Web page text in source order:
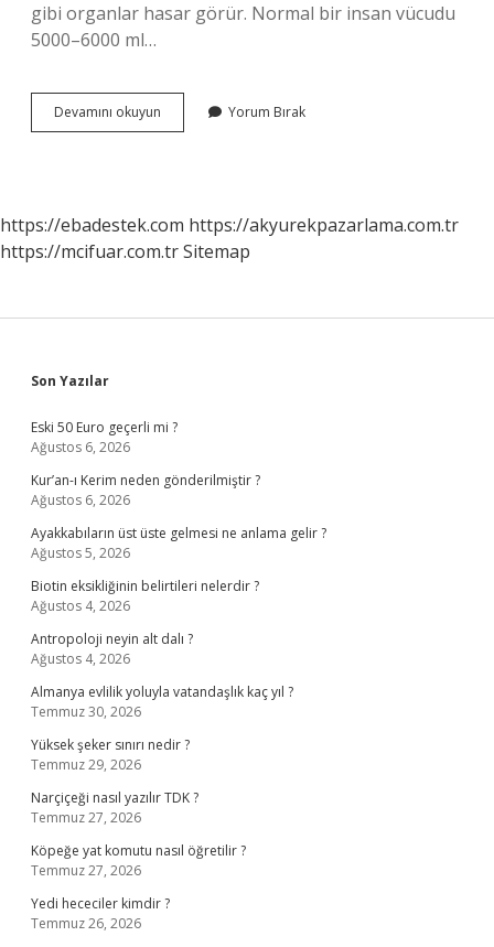
gibi organlar hasar görür. Normal bir insan vücudu
5000–6000 ml…
Devamını okuyun
Ünite
Yorum Bırak
https://ebadestek.com https://akyurekpazarlama.com.tr
https://mcifuar.com.trSitemap
Sidebar
Son Yazılar
Eski 50 Euro geçerli mi ?
Ağustos 6, 2026
Kur’an-ı Kerim neden gönderilmiştir ?
Ağustos 6, 2026
Ayakkabıların üst üste gelmesi ne anlama gelir ?
Ağustos 5, 2026
Biotin eksikliğinin belirtileri nelerdir ?
Ağustos 4, 2026
Antropoloji neyin alt dalı ?
Ağustos 4, 2026
Almanya evlilik yoluyla vatandaşlık kaç yıl ?
Temmuz 30, 2026
Yüksek şeker sınırı nedir ?
Temmuz 29, 2026
Narçiçeği nasıl yazılır TDK ?
Temmuz 27, 2026
Köpeğe yat komutu nasıl öğretilir ?
Temmuz 27, 2026
Yedi hececiler kimdir ?
Temmuz 26, 2026